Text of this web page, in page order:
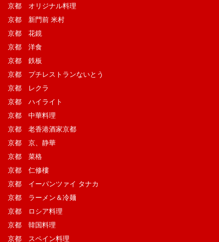
京都 オリジナル料理
京都 新門前 米村
京都 花鏡
京都 洋食
京都 鉄板
京都 プチレストランないとう
京都 レクラ
京都 ハイライト
京都 中華料理
京都 老香港酒家京都
京都 京、静華
京都 菜格
京都 仁修樓
京都 イーパンツァイ タナカ
京都 ラーメン＆冷麺
京都 ロシア料理
京都 韓国料理
京都 スペイン料理